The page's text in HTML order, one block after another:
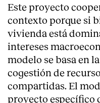
Este proyecto
contexto porque si
vivienda está
intereses
modelo se basa en
cogestión de
compartidas. El
proyecto específico